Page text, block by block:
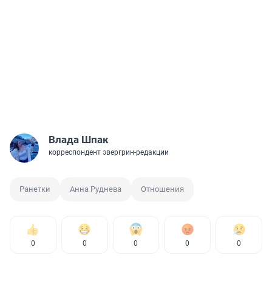
Влада Шпак
корреспондент эвергрин-редакции
Ранетки Анна Руднева Отношения
0 0 0 0 0